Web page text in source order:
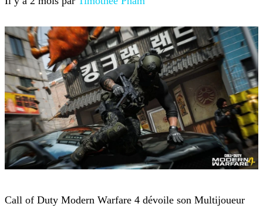
Call of Duty Modern Warfare 4 dévoile son Multijoueur